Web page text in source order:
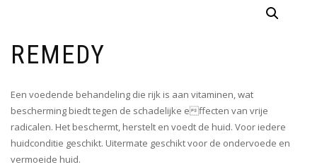
REMEDY
Een voedende behandeling die rijk is aan vitaminen, wat
bescherming biedt tegen de schadelijke effecten van vrije
radicalen. Het beschermt, herstelt en voedt de huid. Voor iedere
huidconditie geschikt. Uitermate geschikt voor de ondervoede en
vermoeide huid.